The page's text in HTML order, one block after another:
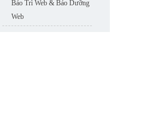
Bảo Trì Web & Bảo Dưỡng
Web